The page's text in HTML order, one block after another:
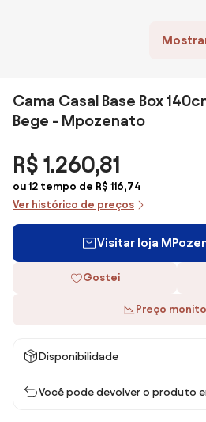
Cama Casal Base Box
Bege - Mpozenato
R$ 1.260,81
ou 12 tempo de R$ 116,74
Ver histórico de preços
Visitar loja
Gostei
Preço
Disponibilidade
Você pode devolver o produto